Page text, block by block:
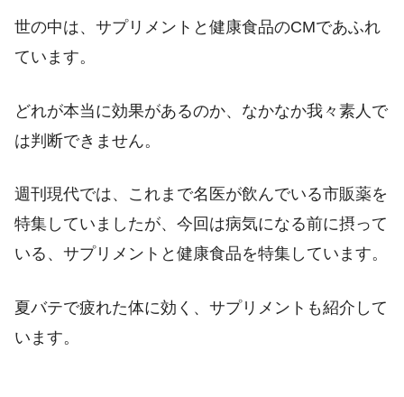
世の中は、サプリメントと健康食品のCMであふれ
ています。
どれが本当に効果があるのか、なかなか我々素人で
は判断できません。
週刊現代では、これまで名医が飲んでいる市販薬を
特集していましたが、今回は病気になる前に摂って
いる、サプリメントと健康食品を特集しています。
夏バテで疲れた体に効く、サプリメントも紹介して
います。